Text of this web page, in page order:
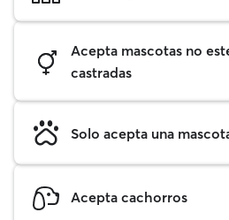
Acepta mascotas no
castradas
Solo acepta una
Acepta cachorros